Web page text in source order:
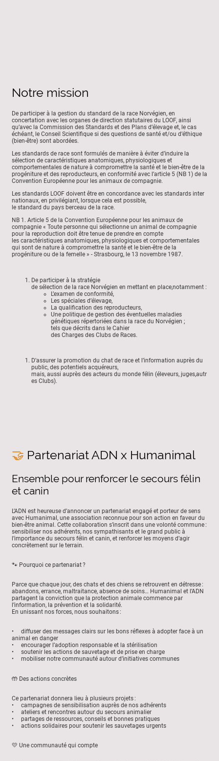
Notre mission
De participer à la gestion du standard de la race Norvégien, en
concertation avec les organes de direction statutaires du LOOF, ainsi
qu’avec la Commission des Standards et des Plans d’élevage et, le cas
échéant, le Conseil Scientifique si des questions de santé et/ou d’éthique
(bien-être) sont abordées.
Les standards de race sont formulés de manière à éviter d’induire la
sélection de caractéristiques anatomiques, physiologiques et
comportementales de nature à compromettre la santé et le bien-être de la
progéniture et des reproducteurs, en conformité avec l’article 5 (NB 1) de la
Convention Européenne pour les animaux de compagnie.
Les standards LOOF doivent être en concordance avec les standards inter
nationaux, en privilégiant, lorsque cela est possible,
le standard du pays berceau de la race.
NB 1. Article 5 de la Convention Européenne pour les animaux de
compagnie « Toute personne qui sélectionne un animal de compagnie
pour la reproduction doit être tenue de prendre en compte
les caractéristiques anatomiques, physiologiques et comportementales
qui sont de nature à compromettre la santé et le bien-être de la
progéniture ou de la femelle » - Strasbourg, le 13 novembre 1987.
De participer à la stratégie
de sélection de la race Norvégien en mettant en place,notamment :
L’examen de conformité,
Les spéciales d’élevage,
La qualification des reproducteurs,
Une politique de gestion des éventuelles maladies
génétiques répertoriées dans la race du Norvégien ;
tels que décrits dans le Cahier
des Charges des Clubs de Races.
D’assurer la promotion du chat de race et l’information auprès du
public, des potentiels acquéreurs,
mais, aussi auprès des acteurs du monde félin (éleveurs, juges,autr
es Clubs).
🤝 Partenariat ADN x Humanimal
Ensemble pour renforcer le secours félin
et canin
L’ADN est heureuse d’annoncer un partenariat engagé et porteur de sens
avec Humanimal, une association reconnue pour son action en faveur du
bien-être animal. Cette collaboration s’inscrit dans une volonté commune :
sensibiliser nos adhérents, nos sympathisants et le grand public à
l’importance du secours félin et canin, et renforcer les moyens d’agir
concrètement sur le terrain.
🐾 Pourquoi ce partenariat ?
Parce que chaque jour, des chats et des chiens se retrouvent en détresse :
abandons, errance, maltraitance, absence de soins… Humanimal et l’ADN
partagent la conviction que la protection animale commence par
l’information, la prévention et la solidarité.
En unissant nos forces, nous souhaitons :
• diffuser des messages clairs sur les bons réflexes à adopter face à un
animal en danger
• encourager l’adoption responsable et la stérilisation
• soutenir les actions de sauvetage et de prise en charge
• mobiliser notre communauté autour d’initiatives communes
🤲 Des actions concrètes
Ce partenariat donnera lieu à plusieurs projets :
• campagnes de sensibilisation auprès de nos adhérents
• ateliers et rencontres autour du secours animalier
• partages de ressources, conseils et bonnes pratiques
• actions solidaires pour soutenir les sauvetages urgents
💛 Une communauté qui compte